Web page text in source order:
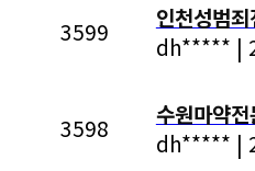
3599
인천성범
dh***** |
3598
수원마약
dh***** |